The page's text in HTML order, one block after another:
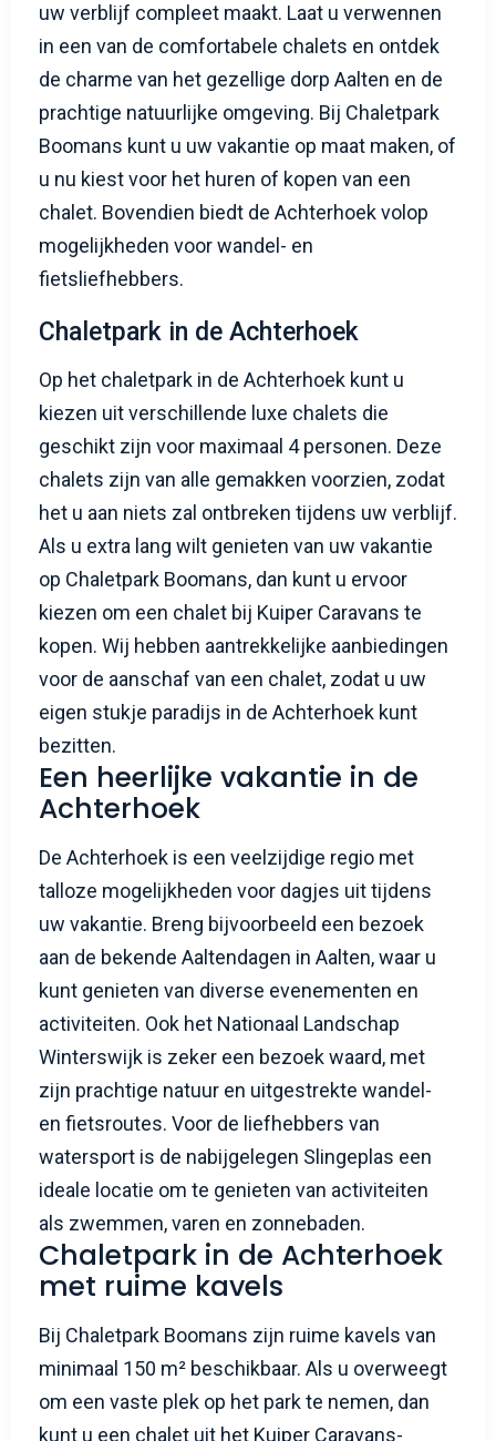
uw verblijf compleet maakt. Laat u verwennen
in een van de comfortabele chalets en ontdek
de charme van het gezellige dorp Aalten en de
prachtige natuurlijke omgeving. Bij Chaletpark
Boomans kunt u uw vakantie op maat maken, of
u nu kiest voor het huren of kopen van een
chalet. Bovendien biedt de Achterhoek volop
mogelijkheden voor wandel- en
fietsliefhebbers.
Chaletpark in de Achterhoek
Op het chaletpark in de Achterhoek kunt u
kiezen uit verschillende luxe chalets die
geschikt zijn voor maximaal 4 personen. Deze
chalets zijn van alle gemakken voorzien, zodat
het u aan niets zal ontbreken tijdens uw verblijf.
Als u extra lang wilt genieten van uw vakantie
op Chaletpark Boomans, dan kunt u ervoor
kiezen om een chalet bij Kuiper Caravans te
kopen. Wij hebben aantrekkelijke aanbiedingen
voor de aanschaf van een chalet, zodat u uw
eigen stukje paradijs in de Achterhoek kunt
bezitten.
Een heerlijke vakantie in de
Achterhoek
De Achterhoek is een veelzijdige regio met
talloze mogelijkheden voor dagjes uit tijdens
uw vakantie. Breng bijvoorbeeld een bezoek
aan de bekende Aaltendagen in Aalten, waar u
kunt genieten van diverse evenementen en
activiteiten. Ook het Nationaal Landschap
Winterswijk is zeker een bezoek waard, met
zijn prachtige natuur en uitgestrekte wandel-
en fietsroutes. Voor de liefhebbers van
watersport is de nabijgelegen Slingeplas een
ideale locatie om te genieten van activiteiten
als zwemmen, varen en zonnebaden.
Chaletpark in de Achterhoek
met ruime kavels
Bij Chaletpark Boomans zijn ruime kavels van
minimaal 150 m² beschikbaar. Als u overweegt
om een vaste plek op het park te nemen, dan
kunt u een chalet uit het Kuiper Caravans-